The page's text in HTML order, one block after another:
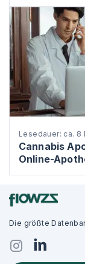
Lesedauer: ca. 8
Cannabis
Online-
Die größte